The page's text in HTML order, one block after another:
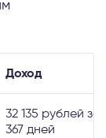
Доход
32 135 рублей за
367 дней